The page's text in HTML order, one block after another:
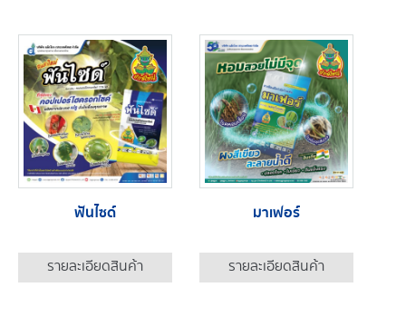
ฟันไซด์
รายละเอียดสินค้า
มาเฟอร์
รายละเอียดสินค้า